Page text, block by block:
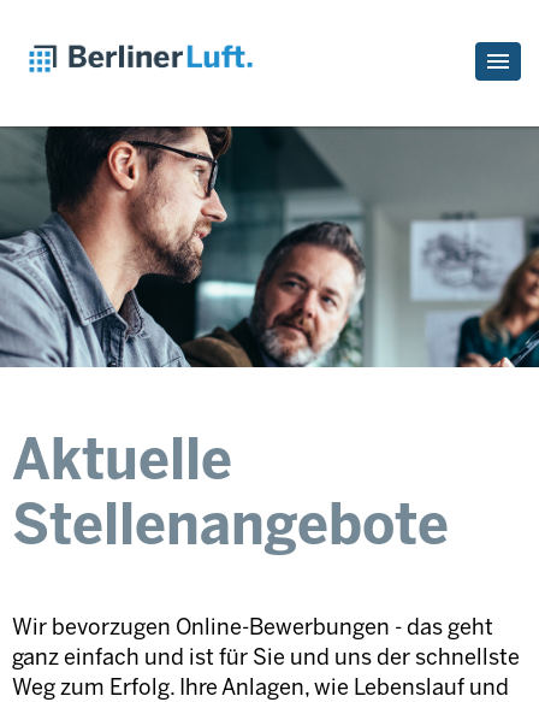
Aktuelle
Stellenangebote
Wir bevorzugen Online-Bewerbungen - das geht
ganz einfach und ist für Sie und uns der schnellste
Weg zum Erfolg. Ihre Anlagen, wie Lebenslauf und